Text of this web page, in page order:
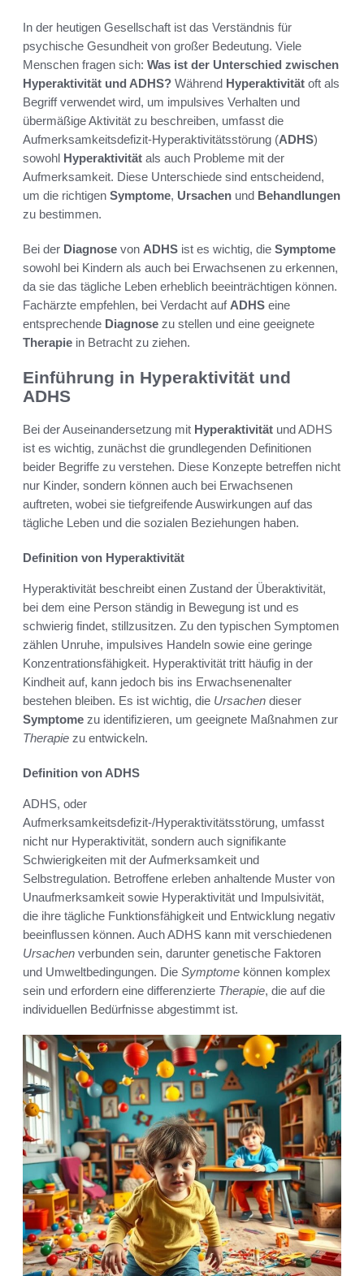
In der heutigen Gesellschaft ist das Verständnis für
psychische Gesundheit von großer Bedeutung. Viele
Menschen fragen sich: Was ist der Unterschied zwischen
Hyperaktivität und ADHS? Während Hyperaktivität oft als
Begriff verwendet wird, um impulsives Verhalten und
übermäßige Aktivität zu beschreiben, umfasst die
Aufmerksamkeitsdefizit-Hyperaktivitätsstörung (ADHS)
sowohl Hyperaktivität als auch Probleme mit der
Aufmerksamkeit. Diese Unterschiede sind entscheidend,
um die richtigen Symptome, Ursachen und Behandlungen
zu bestimmen.
Bei der Diagnose von ADHS ist es wichtig, die Symptome
sowohl bei Kindern als auch bei Erwachsenen zu erkennen,
da sie das tägliche Leben erheblich beeinträchtigen können.
Fachärzte empfehlen, bei Verdacht auf ADHS eine
entsprechende Diagnose zu stellen und eine geeignete
Therapie in Betracht zu ziehen.
Einführung in Hyperaktivität und
ADHS
Bei der Auseinandersetzung mit Hyperaktivität und ADHS
ist es wichtig, zunächst die grundlegenden Definitionen
beider Begriffe zu verstehen. Diese Konzepte betreffen nicht
nur Kinder, sondern können auch bei Erwachsenen
auftreten, wobei sie tiefgreifende Auswirkungen auf das
tägliche Leben und die sozialen Beziehungen haben.
Definition von Hyperaktivität
Hyperaktivität beschreibt einen Zustand der Überaktivität,
bei dem eine Person ständig in Bewegung ist und es
schwierig findet, stillzusitzen. Zu den typischen Symptomen
zählen Unruhe, impulsives Handeln sowie eine geringe
Konzentrationsfähigkeit. Hyperaktivität tritt häufig in der
Kindheit auf, kann jedoch bis ins Erwachsenenalter
bestehen bleiben. Es ist wichtig, die Ursachen dieser
Symptome zu identifizieren, um geeignete Maßnahmen zur
Therapie zu entwickeln.
Definition von ADHS
ADHS, oder
Aufmerksamkeitsdefizit-/Hyperaktivitätsstörung, umfasst
nicht nur Hyperaktivität, sondern auch signifikante
Schwierigkeiten mit der Aufmerksamkeit und
Selbstregulation. Betroffene erleben anhaltende Muster von
Unaufmerksamkeit sowie Hyperaktivität und Impulsivität,
die ihre tägliche Funktionsfähigkeit und Entwicklung negativ
beeinflussen können. Auch ADHS kann mit verschiedenen
Ursachen verbunden sein, darunter genetische Faktoren
und Umweltbedingungen. Die Symptome können komplex
sein und erfordern eine differenzierte Therapie, die auf die
individuellen Bedürfnisse abgestimmt ist.